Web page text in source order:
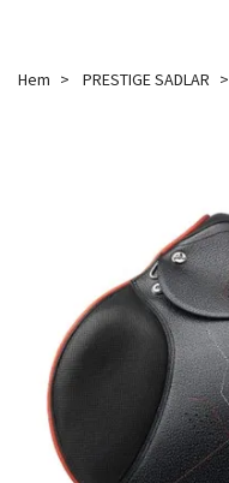
Hem PRESTIGE SADLAR